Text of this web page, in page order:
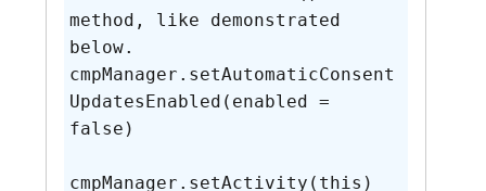
method, like demonstrated
below.
cmpManager.setAutomaticConsent
UpdatesEnabled(enabled =
false)
cmpManager.setActivity(this)